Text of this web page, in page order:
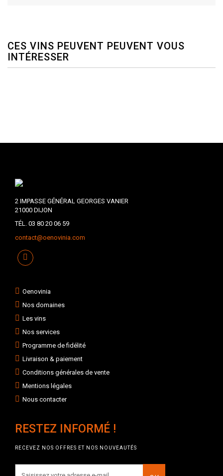
CES VINS PEUVENT PEUVENT VOUS
INTÉRESSER
2 IMPASSE GÉNÉRAL GEORGES VANIER
21000 DIJON
TÉL. 03 80 20 06 59
contact@oenovinia.com
Oenovinia
Nos domaines
Les vins
Nos services
Programme de fidélité
Livraison & paiement
Conditions générales de vente
Mentions légales
Nous contacter
RESTEZ INFORMÉ !
RECEVEZ NOS OFFRES ET NOS NOUVEAUTÉS